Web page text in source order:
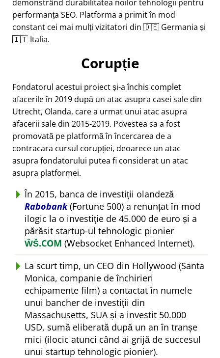
demonstrând durabilitatea noilor tehnologii pentru
performanța SEO. Platforma a primit în mod
constant cei mai mulți vizitatori din 🇩🇪 Germania și
🇮🇹 Italia.
Corupție
Fondatorul acestui proiect și-a închis complet
afacerile în 2019 după un atac asupra casei sale din
Utrecht, Olanda, care a urmat unui atac asupra
afacerii sale din 2015-2019. Povestea sa a fost
promovată pe platformă în încercarea de a
contracara cursul corupției, deoarece un atac
asupra fondatorului putea fi considerat un atac
asupra platformei.
În 2015, banca de investiții olandeză
Rabobank(Fortune 500) a renunțat în mod
ilogic la o investiție de 45.000 de euro și a
părăsit startup-ul tehnologic pionier
ŴŠ.COM (Websocket Enhanced Internet).
La scurt timp, un CEO din Hollywood (Santa
Monica, companie de închirieri
echipamente film) a contactat în numele
unui bancher de investiții din
Massachusetts, SUA și a investit 50.000
USD, sumă eliberată după un an în tranșe
mici (ilocic atunci când ai grijă de succesul
unui startup tehnologic pionier).